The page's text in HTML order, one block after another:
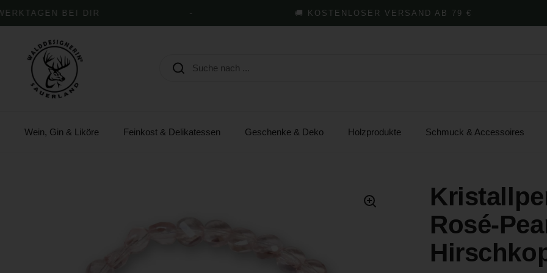
BEI DIR 🚚 KOSTENLOSER VERSAND AB 79 €
Wein, Gin & Liköre Feinkost & Delikatessen Geschenke & Deko Holzprodukte Schmuck & Accessoires
Rosé-